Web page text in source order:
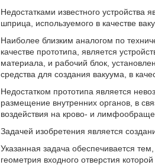
Недостатками известного устройства
шприца, используемого в качестве
Наиболее близким аналогом по
качестве прототипа, является
материала, и рабочий блок,
средства для создания вакуума, в
Недостатком прототипа является
размещение внутренних органов, в
воздействия на крово- и
Задачей изобретения является
Указанная задача обеспечивается
геометрия входного отверстия